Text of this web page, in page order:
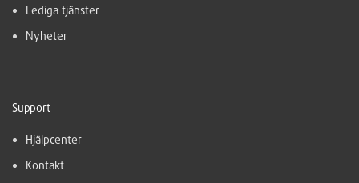
Lediga tjänster
Nyheter
Support
Hjälpcenter
Kontakt